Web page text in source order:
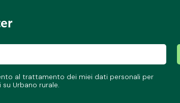
al trattamento dei miei dati personali per
Urbano rurale.